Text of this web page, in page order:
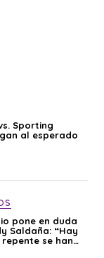
Sporting
al esperado
pone en duda
Saldaña: “Hay
se han